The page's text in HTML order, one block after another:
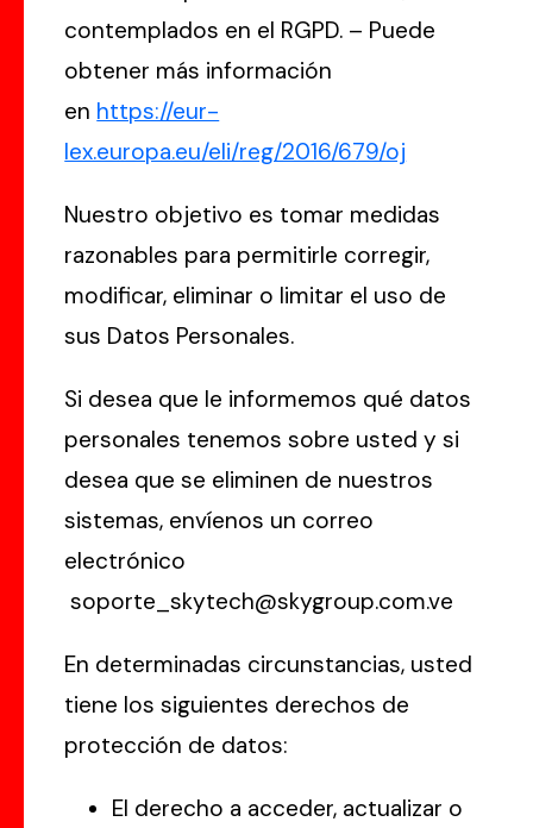
contemplados en el RGPD. – Puede
obtener más información
en https://eur-
lex.europa.eu/eli/reg/2016/679/oj
Nuestro objetivo es tomar medidas
razonables para permitirle corregir,
modificar, eliminar o limitar el uso de
sus Datos Personales.
Si desea que le informemos qué datos
personales tenemos sobre usted y si
desea que se eliminen de nuestros
sistemas, envíenos un correo
electrónico
soporte_skytech@skygroup.com.ve
En determinadas circunstancias, usted
tiene los siguientes derechos de
protección de datos:
El derecho a acceder, actualizar o